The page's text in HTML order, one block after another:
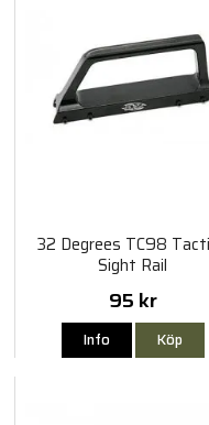
32 Degrees TC98
Sight Rail
95 kr
Info Köp